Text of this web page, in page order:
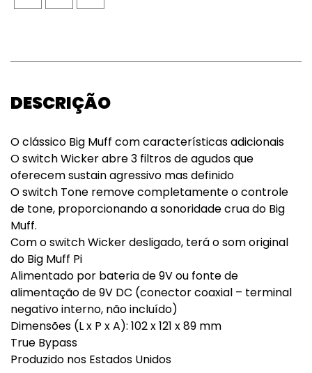
FacebookTwitterGoogle+
DESCRIÇÃO
O clássico Big Muff com características adicionais
O switch Wicker abre 3 filtros de agudos que
oferecem sustain agressivo mas definido
O switch Tone remove completamente o controle
de tone, proporcionando a sonoridade crua do Big
Muff.
Com o switch Wicker desligado, terá o som original
do Big Muff Pi
Alimentado por bateria de 9V ou fonte de
alimentação de 9V DC (conector coaxial – terminal
negativo interno, não incluído)
Dimensões (L x P x A): 102 x 121 x 89 mm
True Bypass
Produzido nos Estados Unidos